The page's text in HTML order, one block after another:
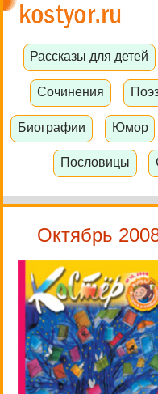
Рассказы для детей
Сочинения
Биографии Юмор
Пословицы
Октябрь